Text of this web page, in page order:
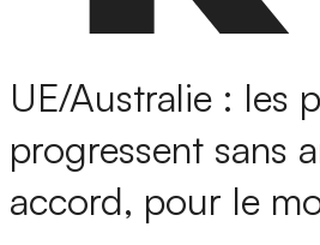
UE/Australie : les
progressent sans
accord, pour le